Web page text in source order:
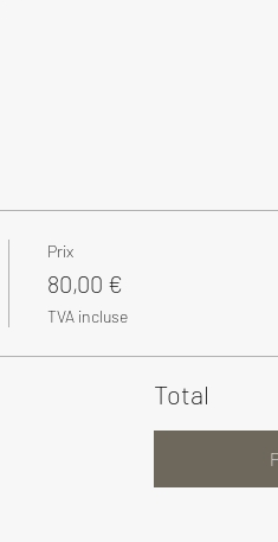
Prix
80,00 €
TVA incluse
Total